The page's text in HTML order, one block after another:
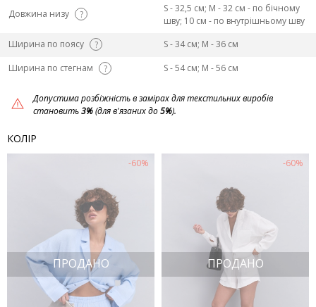
Довжина низу ?
S - 32,5 см; M - 32 см - по бічному
шву; 10 см - по внутрішньому шву
Ширина по поясу
?
S - 34 см; M - 36 см
Ширина по стегнам
? S - 54 см; M - 56 см
Допустима розбіжність в замірах для текстильних виробів
становить3%(для в'язаних до5%).
КОЛІР
-60%
ПРОДАНО
-60%
ПРОДАНО